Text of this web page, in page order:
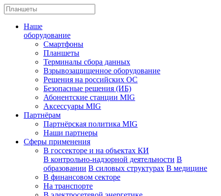
Наше
оборудование
Смартфоны
Планшеты
Терминалы сбора данных
Взрывозащищенное оборудование
Решения на российских ОС
Безопасные решения (ИБ)
Абонентские станции MIG
Аксессуары MIG
Партнёрам
Партнёрская политика MIG
Наши партнеры
Сферы применения
В госсекторе и на объектах КИ
В контрольно-надзорной деятельности В
образовании В силовых структурах В медицине
В финансовом секторе
На транспорте